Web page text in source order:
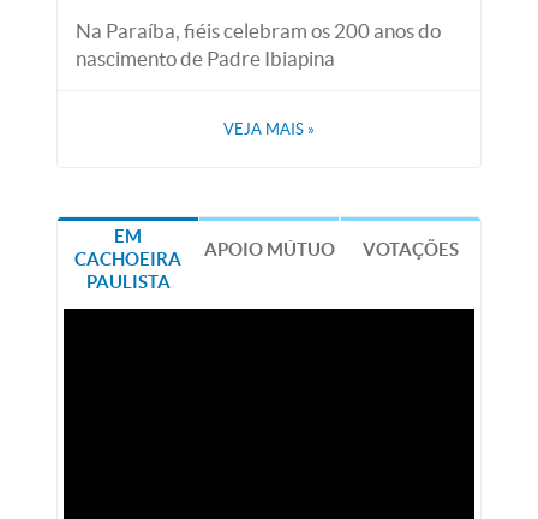
Na Paraíba, fiéis celebram os 200 anos do
nascimento de Padre Ibiapina
VEJA MAIS »
EM
CACHOEIRA
PAULISTA
APOIO MÚTUO VOTAÇÕES